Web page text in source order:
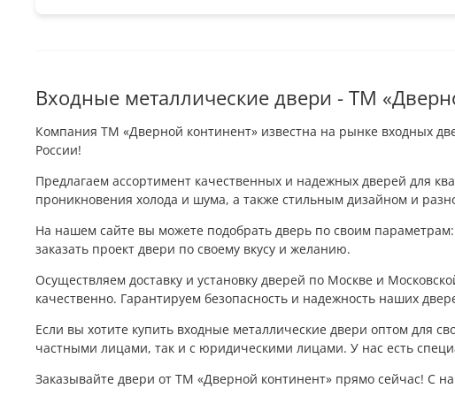
Входные металлические двери - ТМ
Компания ТМ «Дверной континент» известна на рынке входных
России!
Предлагаем ассортимент качественных и надежных дверей для
проникновения холода и шума, а также стильным дизайном и
На нашем сайте вы можете подобрать дверь по своим
заказать проект двери по своему вкусу и желанию.
Осуществляем доставку и установку дверей по Москве и
качественно. Гарантируем безопасность и надежность наших
Если вы хотите купить входные металлические двери оптом для
частными лицами, так и с юридическими лицами. У нас есть
Заказывайте двери от ТМ «Дверной континент» прямо сейчас! С